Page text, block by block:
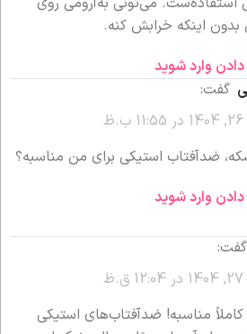
بدون اینکه خرابش کنه.
وارد شوید
گفت:
ضدآفتاب استیکی برای من مناسبه؟
وارد شوید
گفت:
کاملاً مناسبه! ضدآفتاب‌های استیکی